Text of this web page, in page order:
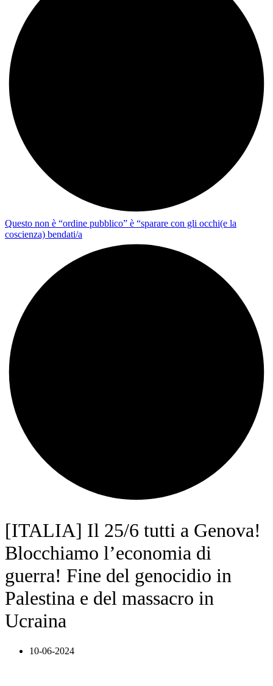
Questo non è “ordine pubblico” è “sparare con gli occhi(e la
coscienza) bendati/a
[ITALIA] Il 25/6 tutti a Genova!
Blocchiamo l’economia di
guerra! Fine del genocidio in
Palestina e del massacro in
Ucraina
10-06-2024